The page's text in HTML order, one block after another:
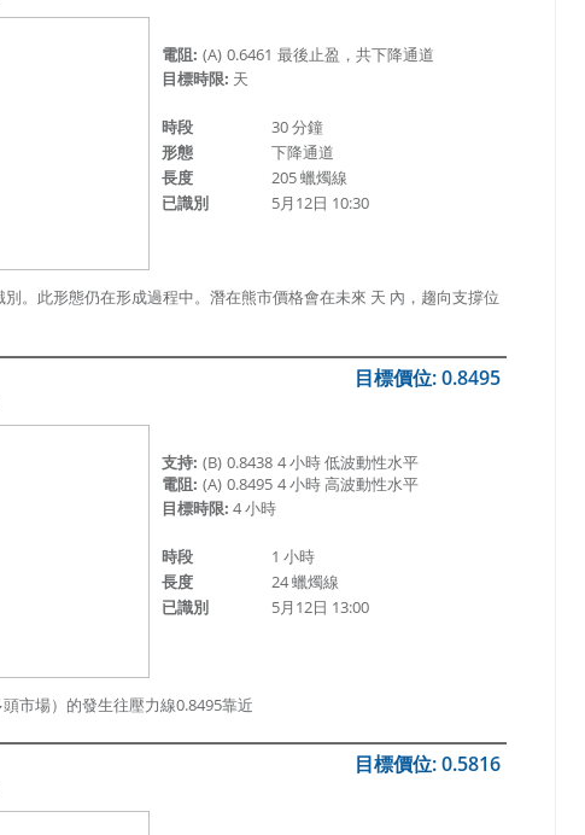
電阻: (A) 0.6461 最後止盈，共下降通道
目標時限: 天
時段
30 分鐘
形態
下降通道
長度
205 蠟燭線
已識別
5月12日 10:30
別。此形態仍在形成過程中。潛在熊市價格會在未來 天 內，趨向支撐位
目標價位: 0.8495
支持: (B) 0.8438 4 小時 低波動性水平
電阻: (A) 0.8495 4 小時 高波動性水平
目標時限: 4 小時
時段
1 小時
長度
24 蠟燭線
已識別
5月12日 13:00
市場）的發生往壓力線0.8495靠近
目標價位: 0.5816